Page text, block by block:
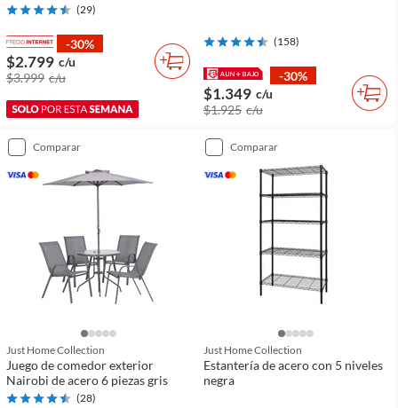
(29)
-30%
$2.799 c/u
$3.999 c/u
(158)
-30%
$1.349 c/u
$1.925 c/u
comparar
Just Home Collection
Juego de comedor exterior
Nairobi de acero 6 piezas gris
(28)
comparar
Just Home Collection
Estantería de acero con 5 niveles
negra